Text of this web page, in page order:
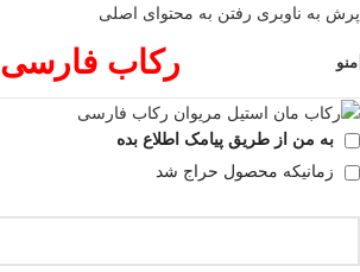
پرش به ناوبری رفتن به محتوای اصلی
منو رکاب فارسی
به من از طریق پیامک اطلاع بده
زمانیکه محصول حراج شد